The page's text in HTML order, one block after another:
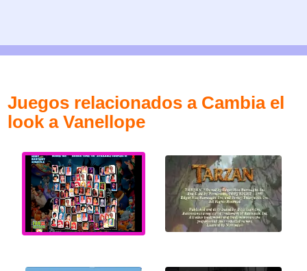
Juegos relacionados a Cambia el
look a Vanellope